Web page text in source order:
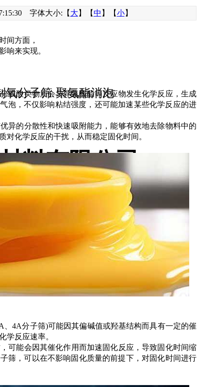
氧分子筛 聚氨酯消泡
料有限公司
字体大小:【 大 】【中 】【小】
间方面，
响来实现。
或酸类物质会与异氰酸酯等反应物发生化学反应，生成
泡，不仅影响粘结强度，还可能加速某些化学反应的进
异的分散性和快速吸附能力，能够有效地去除物料中的
对化学反应的干扰，从而稳定固化时间。
、4A分子筛)可能因其偏碱值或羟基结构而具有一定的催
学反应速率。
可能会因其催化作用而加速固化反应，导致固化时间缩
筛，可以在不影响固化质量的前提下，对固化时间进行